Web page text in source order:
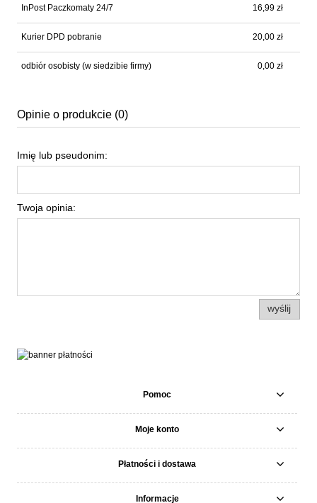
InPost Paczkomaty 24/7 16,99 zł
Kurier DPD pobranie 20,00 zł
odbiór osobisty (w siedzibie firmy) 0,00 zł
Opinie o produkcie (0)
Imię lub pseudonim:
Twoja opinia:
wyślij
Pomoc
Moje konto
Płatności i dostawa
Informacje